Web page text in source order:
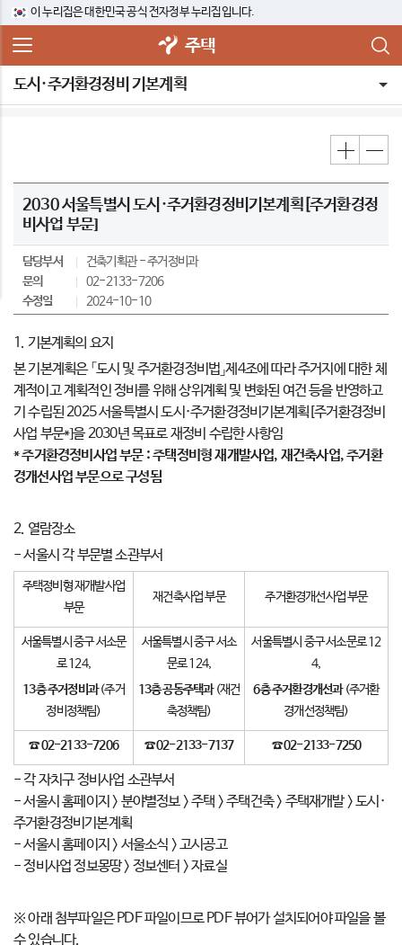
이 누리집은 대한민국 공식 전자정부 누리집입니다.
주택
도시·주거환경정비 기본계획
2030 서울특별시 도시·주거환경정비기본계획[주거환경정
비사업 부문]
담당부서 건축기획관
주거정비과
문의
02-2133-7206
수정일
2024-10-10
1. 기본계획의 요지
본 기본계획은 「도시 및 주거환경정비법」제4조에 따라 주거지에 대한 체
계적이고 계획적인 정비를 위해 상위계획 및 변화된 여건 등을 반영하고
기 수립된 2025 서울특별시 도시·주거환경정비기본계획[주거환경정비
사업 부문*]을 2030년 목표로 재정비 수립한 사항임
* 주거환경정비사업 부문 : 주택정비형 재개발사업, 재건축사업, 주거환
경개선사업 부문으로 구성됨
2. 열람장소
- 서울시 각 부문별 소관부서
주택정비형 재개발사업
부문
재건축사업 부문 주거환경개선사업 부문
서울특별시 중구 서소문
로 124,
13층 주거정비과(주거
정비정책팀)
서울특별시 중구 서소
문로 124,
13층 공동주택과(재건
축정책팀)
서울특별시 중구 서소문로 12
4,
6층 주거환경개선과(주거환
경개선정책팀)
☎02-2133-7206 ☎02-2133-7137 ☎02-2133-7250
- 각 자치구 정비사업 소관부서
- 서울시 홈페이지 > 분야별정보 > 주택 > 주택건축 > 주택재개발 > 도시·
주거환경정비기본계획
- 서울시 홈페이지 > 서울소식 > 고시공고
- 정비사업 정보몽땅 > 정보센터 > 자료실
※ 아래 첨부파일은 PDF 파일이므로 PDF 뷰어가 설치되어야 파일을 볼
수 있습니다.